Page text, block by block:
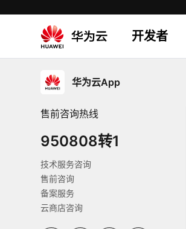
开发者
华为云App
售前咨询热线
950808转1
技术服务咨询
售前咨询
备案服务
云商店咨询